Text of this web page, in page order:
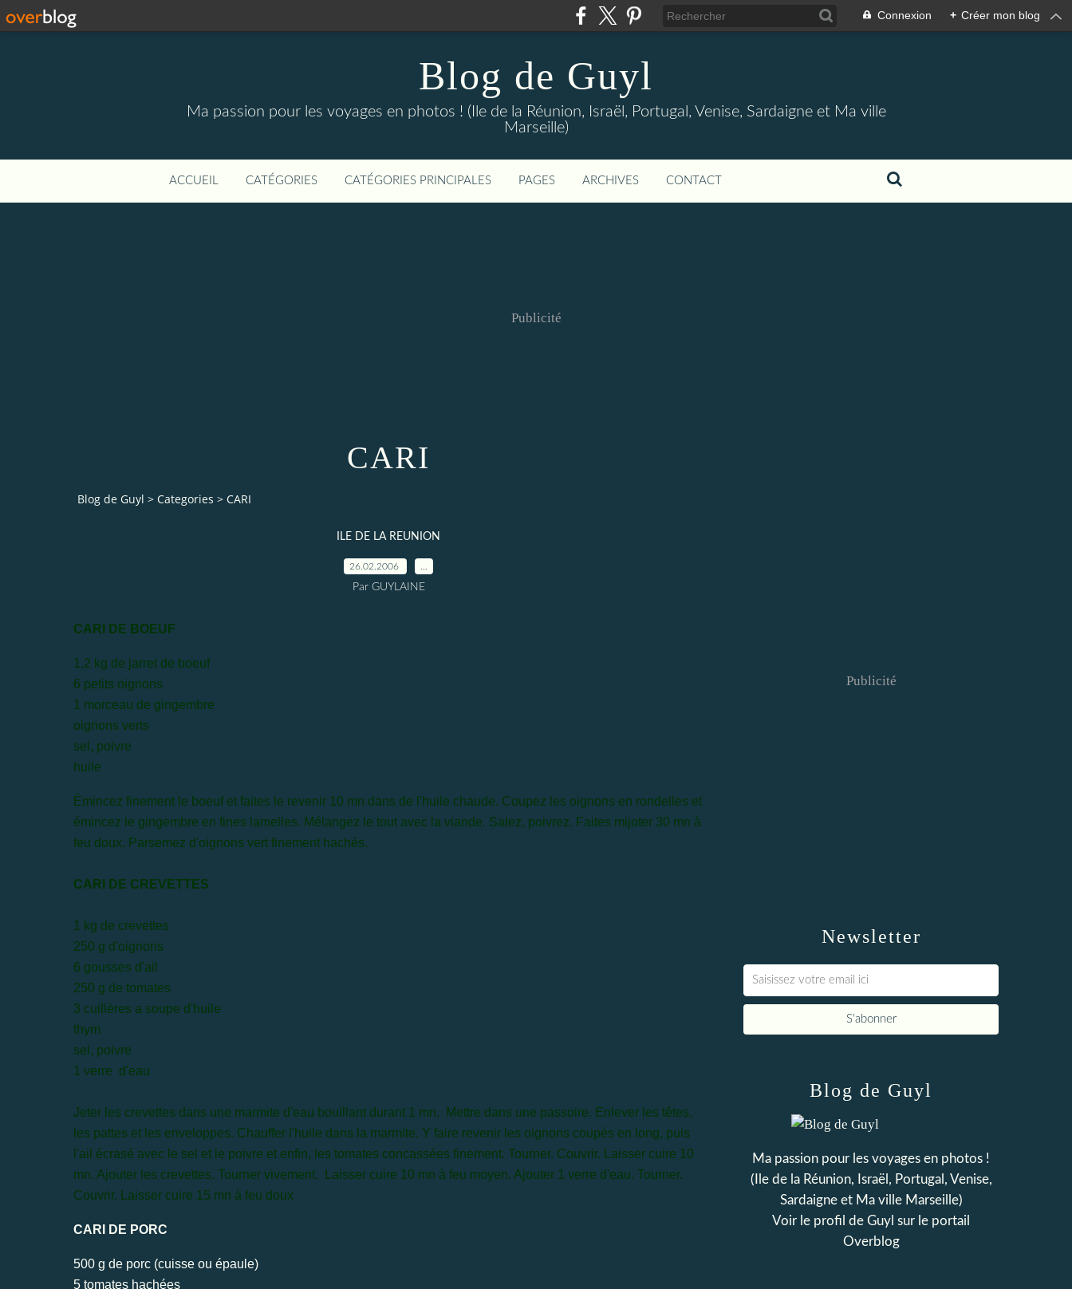
Connexion + Créer mon blog
Blog de Guyl
Ma passion pour les voyages en photos ! (Ile de la Réunion, Israël, Portugal, Venise, Sardaigne et Ma ville
Marseille)
ACCUEIL CATÉGORIES CATÉGORIES PRINCIPALES PAGES ARCHIVES CONTACT
Publicité
CARI
Blog de Guyl > Categories > CARI
ILE DE LA REUNION
26.02.2006
Par GUYLAINE
CARI DE BOEUF
1,2 kg de jarret de boeuf
6 petits oignons
1 morceau de gingembre
oignons verts
sel, poivre
huile
Émincez finement le boeuf et faites le revenir 10 mn dans de l'huile chaude. Coupez les oignons en rondelles et
émincez le gingembre en fines lamelles. Mélangez le tout avec la viande. Salez, poivrez. Faites mijoter 30 mn à
feu doux. Parsemez d'oignons vert finement hachés.
CARI DE CREVETTES
1 kg de crevettes
250 g d'oignons
6 gousses d'ail
250 g de tomates
3 cuillères a soupe d'huile
thym
sel, poivre
1 verre d'eau
Jeter les crevettes dans une marmite d'eau bouillant durant 1 mn. Mettre dans une passoire. Enlever les têtes,
les pattes et les enveloppes. Chauffer l'huile dans la marmite. Y faire revenir les oignons coupés en long, puis
l'ail écrasé avec le sel et le poivre et enfin, les tomates concassées finement. Tourner. Couvrir. Laisser cuire 10
mn. Ajouter les crevettes. Tourner vivement. Laisser cuire 10 mn à feu moyen. Ajouter 1 verre d'eau. Tourner.
Couvrir. Laisser cuire 15 mn à feu doux
CARI DE PORC
500 g de porc (cuisse ou épaule)
5 tomates hachées
Newsletter
Publicité
Blog de Guyl
Ma passion pour les voyages en photos !
(Ile de la Réunion, Israël, Portugal, Venise,
Sardaigne et Ma ville Marseille)
Voir le profil de Guyl sur le portail
Overblog